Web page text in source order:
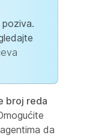
broj reda
da